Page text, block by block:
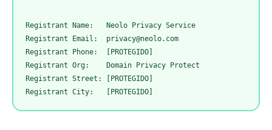
Registrant Name:   Neolo Privacy Service
Registrant Email:  privacy@neolo.com
Registrant Phone:  [PROTEGIDO]
Registrant Org:    Domain Privacy Protect
Registrant Street: [PROTEGIDO]
Registrant City:   [PROTEGIDO]